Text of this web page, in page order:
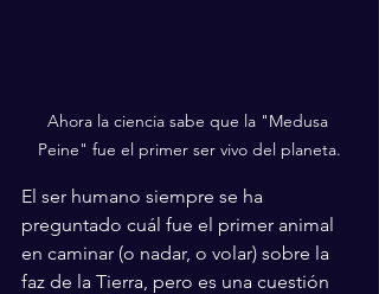
Ahora la ciencia sabe que la "Medusa
Peine" fue el primer ser vivo del planeta.
El ser humano siempre se ha
preguntado cuál fue el primer animal
en caminar (o nadar, o volar) sobre la
faz de la Tierra, pero es una cuestión